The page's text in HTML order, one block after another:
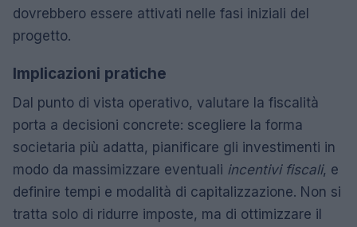
dovrebbero essere attivati nelle fasi iniziali del
progetto.
Implicazioni pratiche
Dal punto di vista operativo, valutare la fiscalità
porta a decisioni concrete: scegliere la forma
societaria più adatta, pianificare gli investimenti in
modo da massimizzare eventuali incentivi fiscali, e
definire tempi e modalità di capitalizzazione. Non si
tratta solo di ridurre imposte, ma di ottimizzare il